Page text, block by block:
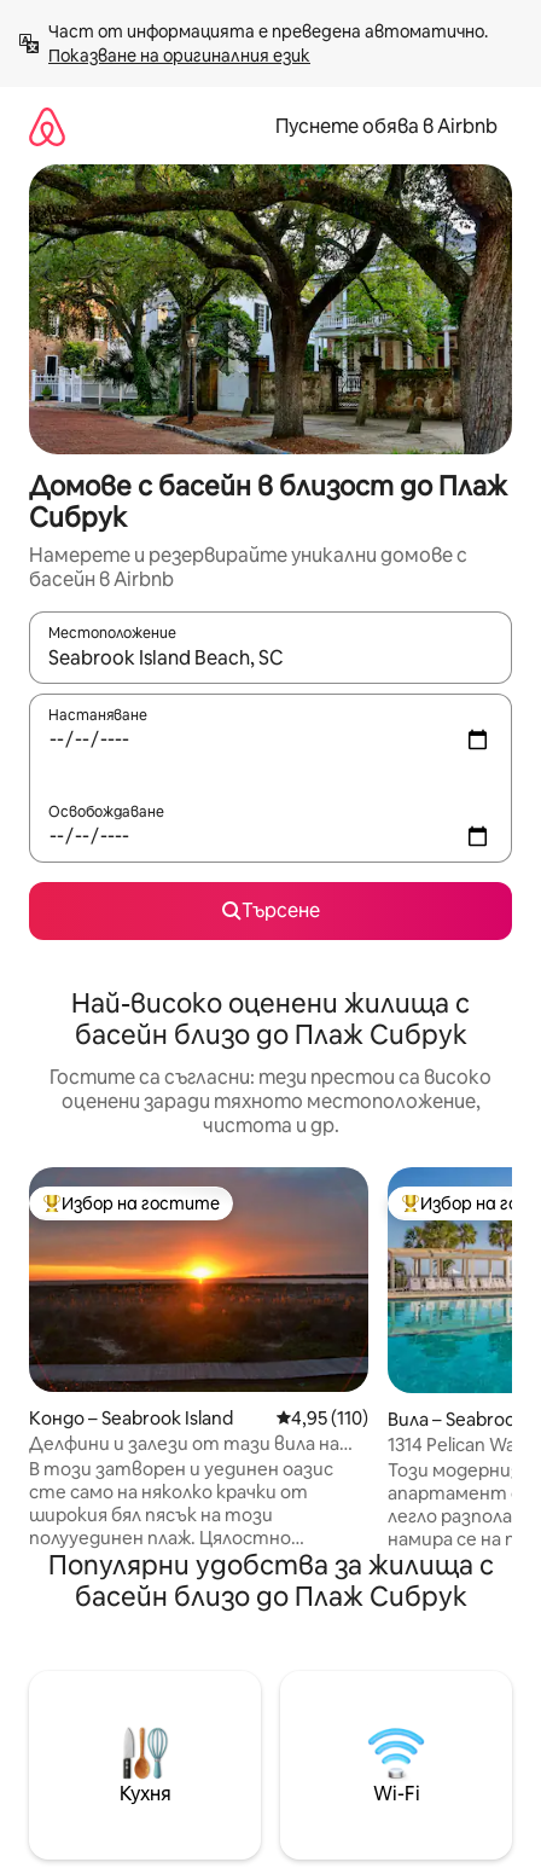
към
съдържанието
Показване на оригиналния език
Пуснете обява в Airbnb
Домове с басейн в близост до Плаж
Сибрук
Намерете и резервирайте уникални домове с
басейн в Airbnb
Местоположение
Когато резултатите се покажат, използвайте
Настаняване
Освобождаване
Търсене
Най-високо оценени жилища с
басейн близо до Плаж Сибрук
Гостите са съгласни: тези престои са високо
оценени заради тяхното местоположение,
чистота и др.
Най-популярен избор на гостите
Избор на гостите
Кондо – Seabrook Island Средна оценка: 4,95 от 5,
4,95 (110)
Делфини и залези от тази вила на
първа линия!
В този затворен и уединен оазис
сте само на няколко крачки от
широкия бял пясък на този
полууединен плаж. Цялостно
почистване и дезинфекция в този
крайен апартамент на 1-ви етаж,
който побира 4 души на истински
предоставя всички тенджери и
тигани за готвене; основни
подправки, зехтин, оцет,
пластмасово фолио и алуминиево
препарати, сапуни и хартиени
Най-популярен
Избор на
Вила – Seabrook
1314 Pelican
удобства,
Този
апартамент със
легло
намира се на
океана, с
ресторанти,
спортове, и е
секунди от
делфините и
4 възрастни
2 години.
кредитна
Популярни удобства за жилища с
басейн близо до Плаж Сибрук
Кухня Wi-Fi